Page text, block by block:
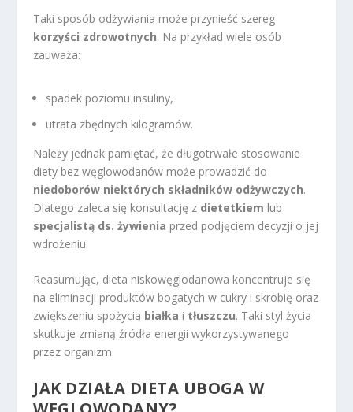
Taki sposób odżywiania może przynieść szereg
korzyści zdrowotnych. Na przykład wiele osób
zauważa:
spadek poziomu insuliny,
utrata zbędnych kilogramów.
Należy jednak pamiętać, że długotrwałe stosowanie
diety bez węglowodanów może prowadzić do
niedoborów niektórych składników odżywczych.
Dlatego zaleca się konsultację z dietetkiem lub
specjalistą ds. żywienia przed podjęciem decyzji o jej
wdrożeniu.
Reasumując, dieta niskowęglodanowa koncentruje się
na eliminacji produktów bogatych w cukry i skrobię oraz
zwiększeniu spożycia białka i tłuszczu. Taki styl życia
skutkuje zmianą źródła energii wykorzystywanego
przez organizm.
JAK DZIAŁA DIETA UBOGA W